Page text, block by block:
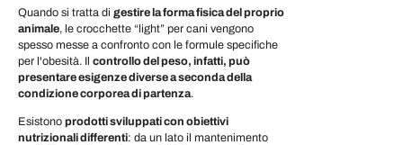
Quando si tratta di gestire la forma fisica del proprio
animale, le crocchette “light” per cani vengono
spesso messe a confronto con le formule specifiche
per l'obesità. I controllo del peso, infatti, può
presentare esigenze diverse a seconda della
condizione corporea di partenza.
Esistono prodotti sviluppati con obiettivi
nutrizionali differenti: da un lato il mantenimento